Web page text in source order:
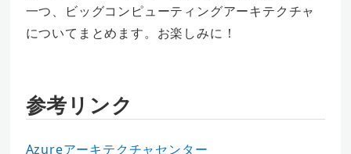
一つ、ビッグコンピューティングアーキテクチャ
についてまとめます。お楽しみに！
参考リンク
Azureアーキテクチャセンター